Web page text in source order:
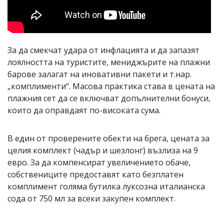
За да смекчат удара от инфлацията и да запазят
лоялността на туристите, мениджърите на плажни
барове залагат на иновативни пакети и т.нар.
„комплименти“. Масова практика става в цената на
плажния сет да се включват допълнителни бонуси,
които да оправдаят по-високата сума.
В един от проверените обекти на брега, цената за
целия комплект (чадър и шезлонг) възлиза на 9
евро. За да компенсират увеличението обаче,
собствениците предоставят като безплатен
комплимент голяма бутилка луксозна италианска
сода от 750 мл за всеки закупен комплект.